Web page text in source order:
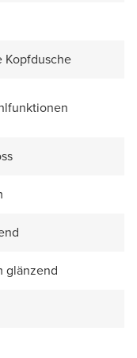
Kopfdusche
glänzend